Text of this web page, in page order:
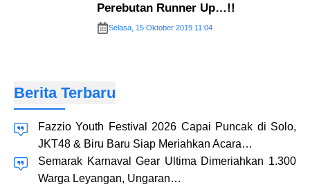
Perebutan Runner Up…!!
Selasa, 15 Oktober 2019 11:04
Berita Terbaru
Fazzio Youth Festival 2026 Capai Puncak di Solo,
JKT48 & Biru Baru Siap Meriahkan Acara…
Semarak Karnaval Gear Ultima Dimeriahkan 1.300
Warga Leyangan, Ungaran…